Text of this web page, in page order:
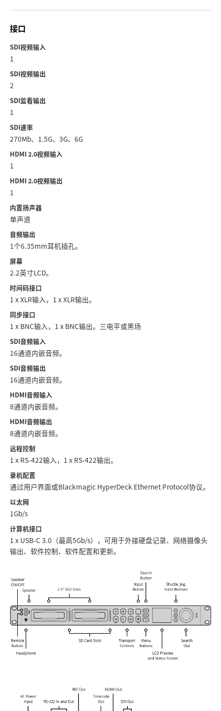
Netherlands
Singapore
Ukraine
United Kingdom
United States
接口
SDI视频输入
1
SDI视频输出
2
SDI监看输出
1
SDI速率
270Mb、1.5G、3G、6G
HDMI 2.0视频输入
1
HDMI 2.0视频输出
1
内置扬声器
单声道
音频输出
1个6.35mm耳机插孔。
屏幕
2.2英寸LCD。
时间码接口
1 x XLR输入，1 x XLR输出。
同步接口
1 x BNC输入，1 x BNC输出。三电平或黑场
SDI音频输入
16通道内嵌音频。
SDI音频输出
16通道内嵌音频。
HDMI音频输入
8通道内嵌音频。
HDMI音频输出
8通道内嵌音频。
远程控制
1 x RS-422输入，1 x RS-422输出。
录机配置
通过用户界面或Blackmagic HyperDeck Ethernet Protocol协议。
以太网
1Gb/s
计算机接口
1 x USB-C 3.0（最高5Gb/s），可用于外接硬盘记录、网络摄像头
输出、软件控制、软件配置和更新。